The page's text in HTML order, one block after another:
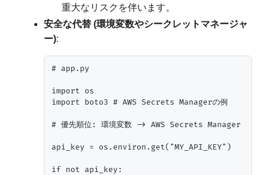
重大なリスクを伴います。
安全な代替 (環境変数やシークレットマネージャ
ー):
# app.py
import os
import boto3 # AWS Secrets Managerの例
# 優先順位: 環境変数 -> AWS Secrets Manager
api_key = os.environ.get("MY_API_KEY")
if not api_key: